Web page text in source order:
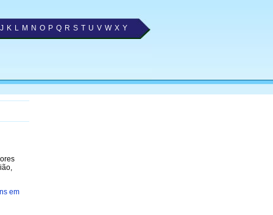
J K L M N O P Q R S T U V W X Y
em